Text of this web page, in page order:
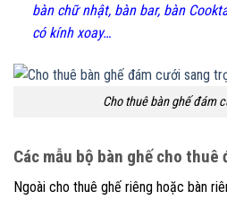
bàn chữ nhật, bàn bar, bàn
có kính xoay…
Cho thuê bàn ghế đám
Các mẫu bộ bàn ghế cho
Ngoài cho thuê ghế riêng hoặc bàn